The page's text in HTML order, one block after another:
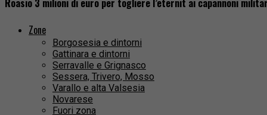
Roasio 3 milioni di euro per togliere l’eternit ai capannoni
Zone
Borgosesia e dintorni
Gattinara e dintorni
Serravalle e Grignasco
Sessera, Trivero, Mosso
Varallo e alta Valsesia
Novarese
Fuori zona